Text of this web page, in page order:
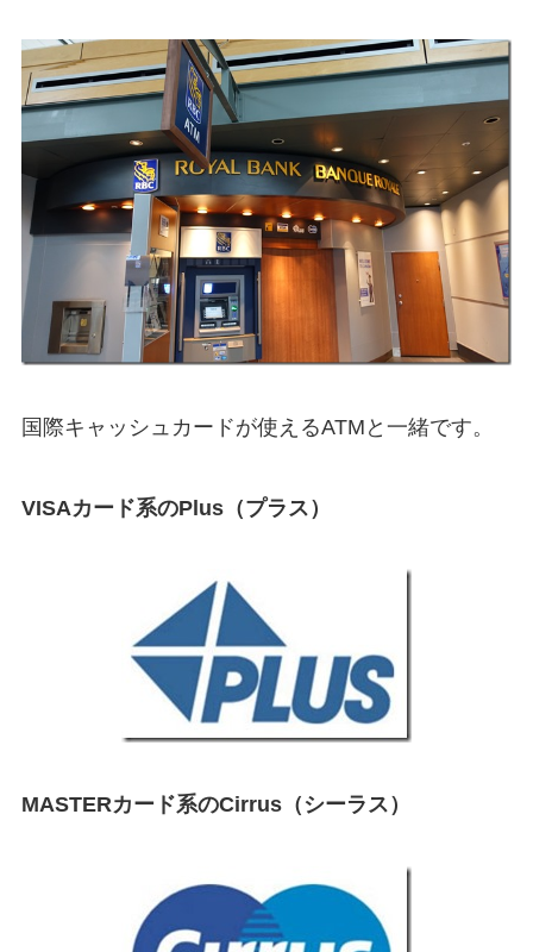
国際キャッシュカードが使えるATMと一緒です。
VISAカード系のPlus（プラス）
MASTERカード系のCirrus（シーラス）